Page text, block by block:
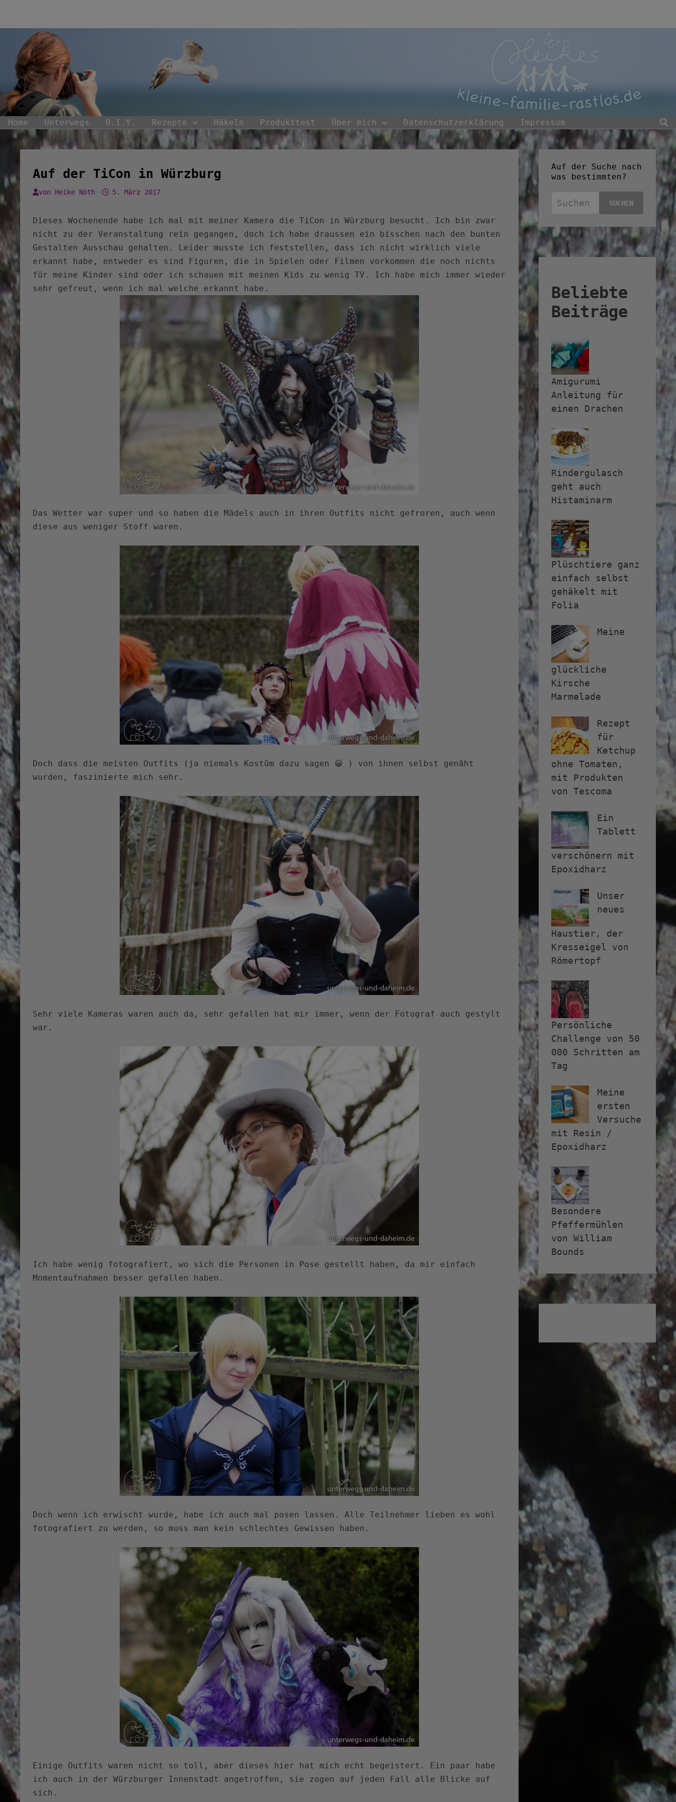
springen
Home Unterwegs D.I.Y. Rezepte Häkeln Produkttest Über mich Datenschutzerklärung Impressum
Auf der TiCon in Würzburg
von Heike Nöth 5. März 2017
Dieses Wochenende habe ich mal mit meiner Kamera die TiCon in Würzburg besucht. Ich bin zwar
nicht zu der Veranstaltung rein gegangen, doch ich habe draussen ein bisschen nach den bunten
Gestalten Ausschau gehalten. Leider musste ich feststellen, dass ich nicht wirklich viele
erkannt habe, entweder es sind Figuren, die in Spielen oder Filmen vorkommen die noch nichts
für meine Kinder sind oder ich schauen mit meinen Kids zu wenig TV. Ich habe mich immer wieder
sehr gefreut, wenn ich mal welche erkannt habe.
Das Wetter war super und so haben die Mädels auch in ihren Outfits nicht gefroren, auch wenn
diese aus weniger Stoff waren.
Doch dass die meisten Outfits (ja niemals Kostüm dazu sagen 😀 ) von ihnen selbst genäht
wurden, faszinierte mich sehr.
Sehr viele Kameras waren auch da, sehr gefallen hat mir immer, wenn der Fotograf auch gestylt
war.
Ich habe wenig fotografiert, wo sich die Personen in Pose gestellt haben, da mir einfach
Momentaufnahmen besser gefallen haben.
Doch wenn ich erwischt wurde, habe ich auch mal posen lassen. Alle Teilnehmer lieben es wohl
fotografiert zu werden, so muss man kein schlechtes Gewissen haben.
Einige Outfits waren nicht so toll, aber dieses hier hat mich echt begeistert. Ein paar habe
ich auch in der Würzburger Innenstadt angetroffen, sie zogen auf jeden Fall alle Blicke auf
sich.
Auf der Suche nach
was bestimmten?
Suchen
Beliebte
Beiträge
Amigurumi
Anleitung für
einen Drachen
Rindergulasch
geht auch
Histaminarm
Plüschtiere ganz
einfach selbst
gehäkelt mit
Folia
Meine
glückliche
Kirsche
Marmelade
Rezept
für
Ketchup
ohne Tomaten,
mit Produkten
von Tescoma
Ein
Tablett
verschönern mit
Epoxidharz
Unser
neues
Haustier, der
Kresseigel von
Römertopf
Persönliche
Challenge von 50
000 Schritten am
Tag
Meine
ersten
Versuche
mit Resin /
Epoxidharz
Besondere
Pfeffermühlen
von William
Bounds